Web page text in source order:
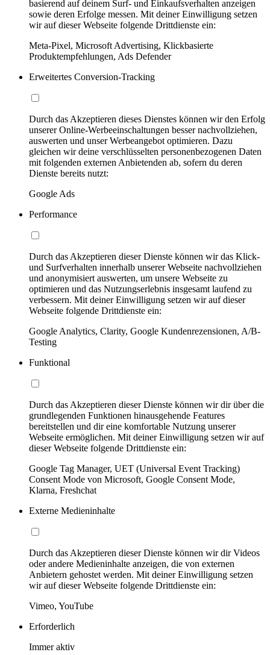
basierend auf deinem Surf- und Einkaufsverhalten anzeigen
sowie deren Erfolge messen. Mit deiner Einwilligung setzen
wir auf dieser Webseite folgende Drittdienste ein:
Meta-Pixel, Microsoft Advertising, Klickbasierte
Produktempfehlungen, Ads Defender
Erweitertes Conversion-Tracking
Durch das Akzeptieren dieses Dienstes können wir den Erfolg
unserer Online-Werbeeinschaltungen besser nachvollziehen,
auswerten und unser Werbeangebot optimieren. Dazu
gleichen wir deine verschlüsselten personenbezogenen Daten
mit folgenden externen Anbietenden ab, sofern du deren
Dienste bereits nutzt:
Google Ads
Performance
Durch das Akzeptieren dieser Dienste können wir das Klick-
und Surfverhalten innerhalb unserer Webseite nachvollziehen
und anonymisiert auswerten, um unsere Webseite zu
optimieren und das Nutzungserlebnis insgesamt laufend zu
verbessern. Mit deiner Einwilligung setzen wir auf dieser
Webseite folgende Drittdienste ein:
Google Analytics, Clarity, Google Kundenrezensionen, A/B-
Testing
Funktional
Durch das Akzeptieren dieser Dienste können wir dir über die
grundlegenden Funktionen hinausgehende Features
bereitstellen und dir eine komfortable Nutzung unserer
Webseite ermöglichen. Mit deiner Einwilligung setzen wir auf
dieser Webseite folgende Drittdienste ein:
Google Tag Manager, UET (Universal Event Tracking)
Consent Mode von Microsoft, Google Consent Mode,
Klarna, Freshchat
Externe Medieninhalte
Durch das Akzeptieren dieser Dienste können wir dir Videos
oder andere Medieninhalte anzeigen, die von externen
Anbietern gehostet werden. Mit deiner Einwilligung setzen
wir auf dieser Webseite folgende Drittdienste ein:
Vimeo, YouTube
Erforderlich
Immer aktiv